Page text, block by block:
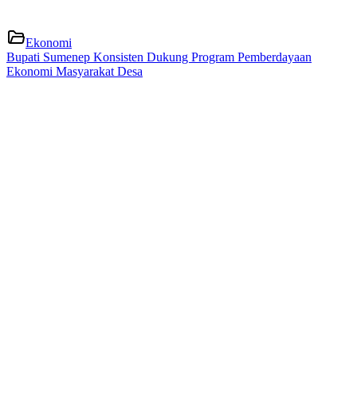
Ekonomi
Bupati Sumenep Konsisten Dukung Program Pemberdayaan
Ekonomi Masyarakat Desa